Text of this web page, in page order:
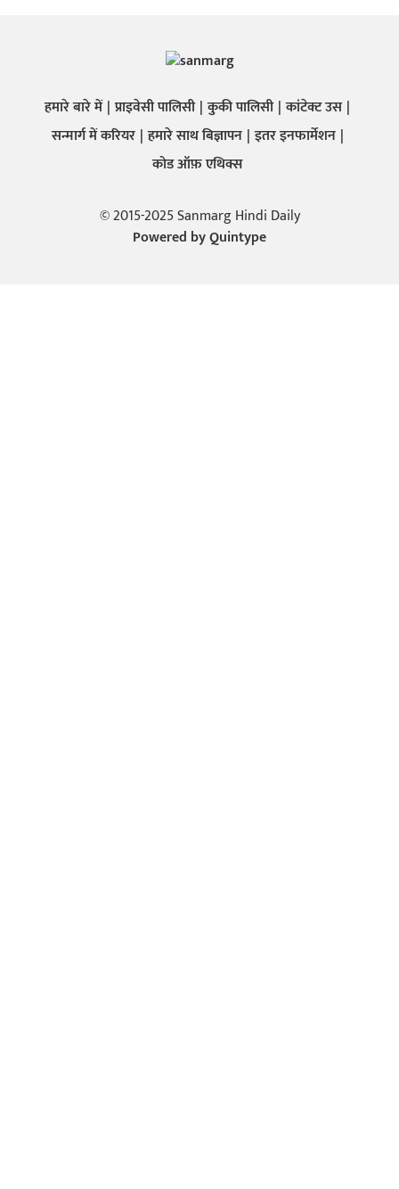
हमारे बारे में प्राइवेसी पालिसी कुकी पालिसी कांटेक्ट उस
सन्मार्ग में करियर हमारे साथ बिज्ञापन इतर इनफार्मेशन
कोड ऑफ़ एथिक्स
© 2015-2025 Sanmarg Hindi Daily
Powered byQuintype